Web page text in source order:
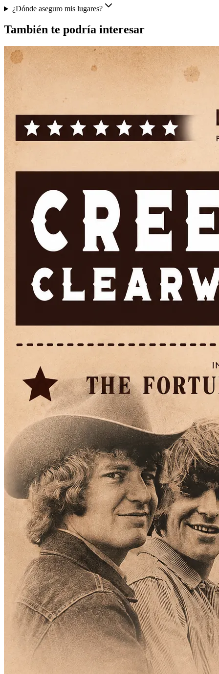
¿Dónde aseguro mis lugares?
También te podría interesar